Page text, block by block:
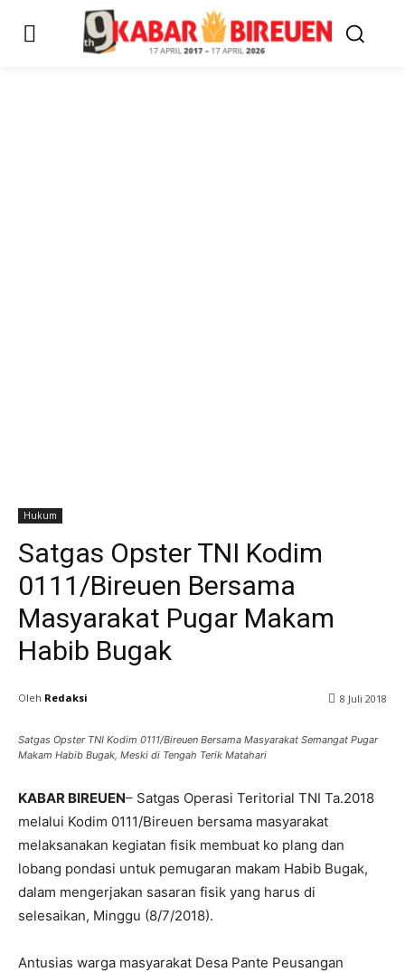
Hukum
Satgas Opster TNI Kodim
0111/Bireuen Bersama
Masyarakat Pugar Makam
Habib Bugak
Oleh Redaksi 8 Juli 2018
Satgas Opster TNI Kodim 0111/Bireuen Bersama Masyarakat Semangat Pugar
Makam Habib Bugak, Meski di Tengah Terik Matahari
KABAR BIREUEN– Satgas Operasi Teritorial TNI Ta.2018
melalui Kodim 0111/Bireuen bersama masyarakat
melaksanakan kegiatan fisik membuat ko plang dan
lobang pondasi untuk pemugaran makam Habib Bugak,
dalam mengerjakan sasaran fisik yang harus di
selesaikan, Minggu (8/7/2018).
Antusias warga masyarakat Desa Pante Peusangan